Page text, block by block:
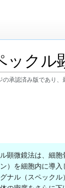
ックル
の承認済み版であり、
顕微鏡法は、細胞
）を細胞内に導
ナル（スペック